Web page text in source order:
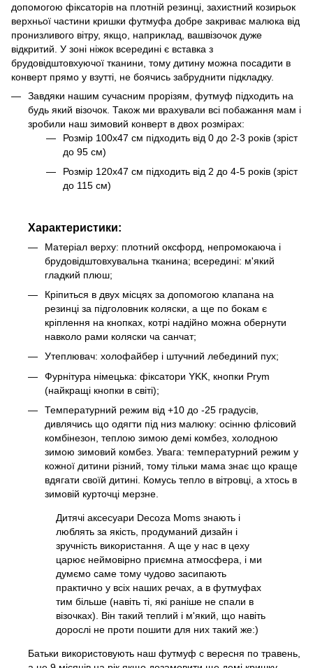
допомогою фіксаторів на плотній резинці, захистний козирьок
верхньої частини кришки футмуфа добре закриває малюка від
пронизливого вітру, якщо, наприклад, вашвізочок дуже
відкритий. У зоні ніжок всередині є вставка з
брудовідштовхуючої тканини, тому дитину можна посадити в
конверт прямо у взутті, не боячись забруднити підкладку.
Завдяки нашим сучасним прорізям, футмуф підходить на
будь який візочок. Також ми врахували всі побажання мам і
зробили наш зимовий конверт в двох розмірах:
Розмір 100х47 см підходить від 0 до 2-3 років (зріст
до 95 см)
Розмір 120х47 см підходить від 2 до 4-5 років (зріст
до 115 см)
Характеристики:
Матеріал верху: плотний оксфорд, непромокаюча і
брудовідштовхувальна тканина; всередині: м'який
гладкий плюш;
Кріпиться в двух місцях за допомогою клапана на
резинці за підголовник коляски, а ще по бокам є
кріплення на кнопках, котрі надійно можна обернути
навколо рами коляски ча санчат;
Утеплювач: холофайбер і штучний лебединий пух;
Фурнітура німецька: фіксатори YKK, кнопки Prym
(найкращі кнопки в світі);
Температурний режим від +10 до -25 градусів,
дивлячись що одягти під низ малюку: осінню флісовий
комбінезон, теплою зимою демі комбез, холодною
зимою зимовий комбез. Увага: температурний режим у
кожної дитини різний, тому тільки мама знає що краще
вдягати своїй дитині. Комусь тепло в вітровці, а хтось в
зимовій курточці мерзне.
Дитячі аксесуари Decoza Moms знають і
люблять за якість, продуманий дизайн і
зручність використання. А ще у нас в цеху
царює неймовірно приємна атмосфера, і ми
думємо саме тому чудово засипають
практично у всіх наших речах, а в футмуфах
тим більше (навіть ті, які раніше не спали в
візочках). Він такий теплий і м'який, що навіть
дорослі не проти пошити для них такий же:)
Батьки використовують наш футмуф с вересня по травень,